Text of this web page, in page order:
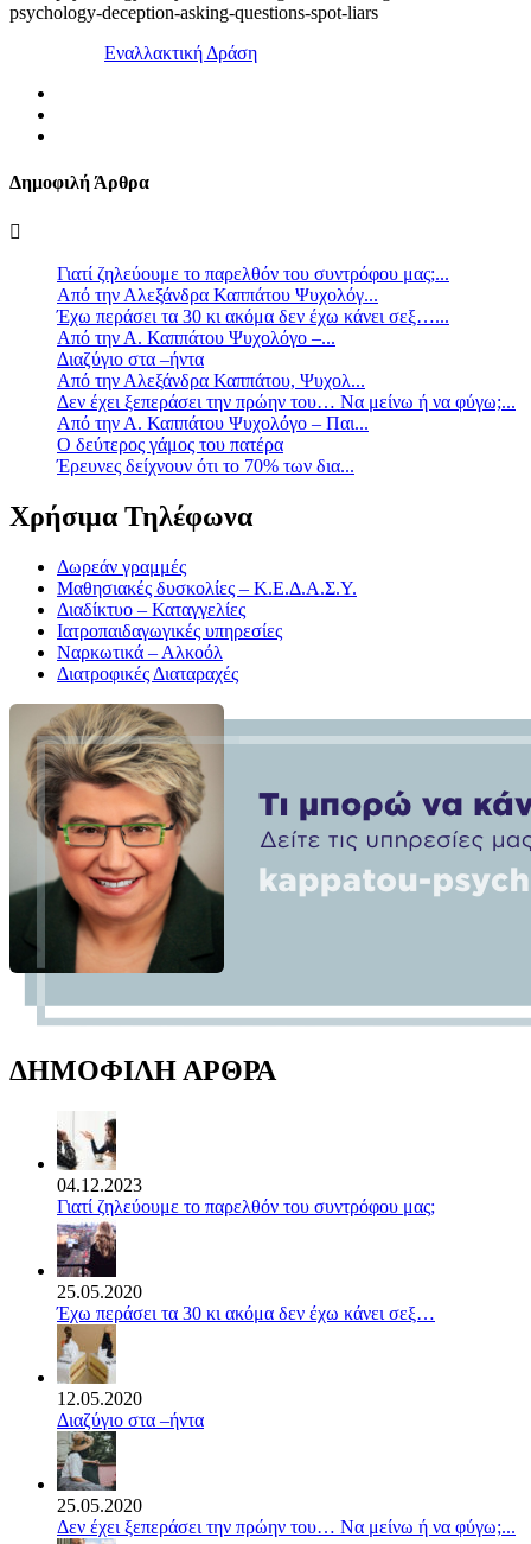
psychology-deception-asking-questions-spot-liars
Εναλλακτική Δράση
Δημοφιλή Άρθρα
Γιατί ζηλεύουμε το παρελθόν του συντρόφου μας;...
Από την Αλεξάνδρα Καππάτου Ψυχολόγ...
Έχω περάσει τα 30 κι ακόμα δεν έχω κάνει σεξ…...
Από την Α. Καππάτου Ψυχολόγο –...
Διαζύγιο στα –ήντα
Από την Αλεξάνδρα Καππάτου, Ψυχολ...
Δεν έχει ξεπεράσει την πρώην του… Να μείνω ή να φύγω;...
Από την Α. Καππάτου Ψυχολόγο – Παι...
Ο δεύτερος γάμος του πατέρα
Έρευνες δείχνουν ότι το 70% των δια...
Χρήσιμα Τηλέφωνα
Δωρεάν γραμμές
Μαθησιακές δυσκολίες – Κ.Ε.Δ.Α.Σ.Υ.
Διαδίκτυο – Καταγγελίες
Ιατροπαιδαγωγικές υπηρεσίες
Ναρκωτικά – Αλκοόλ
Διατροφικές Διαταραχές
ΔΗΜΟΦΙΛΗ ΑΡΘΡΑ
04.12.2023
Γιατί ζηλεύουμε το παρελθόν του συντρόφου μας;
25.05.2020
Έχω περάσει τα 30 κι ακόμα δεν έχω κάνει σεξ…
12.05.2020
Διαζύγιο στα –ήντα
25.05.2020
Δεν έχει ξεπεράσει την πρώην του… Να μείνω ή να φύγω;...